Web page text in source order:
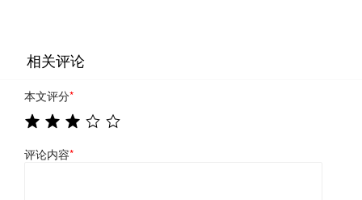
相关评论
本文评分*
评论内容*